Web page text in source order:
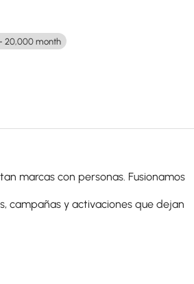
20,000 month
marcas con personas. Fusionamos
campañas y activaciones que dejan